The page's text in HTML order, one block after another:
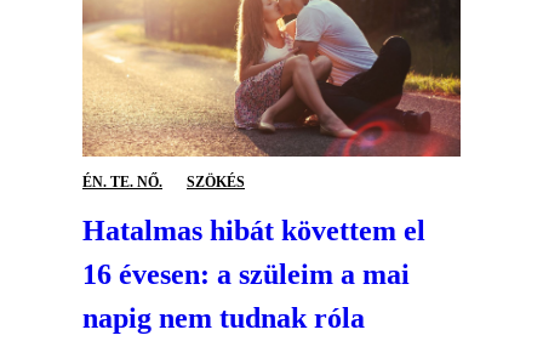
ÉN. TE. NŐ. SZÖKÉS
Hatalmas hibát követtem el
16 évesen: a szüleim a mai
napig nem tudnak róla